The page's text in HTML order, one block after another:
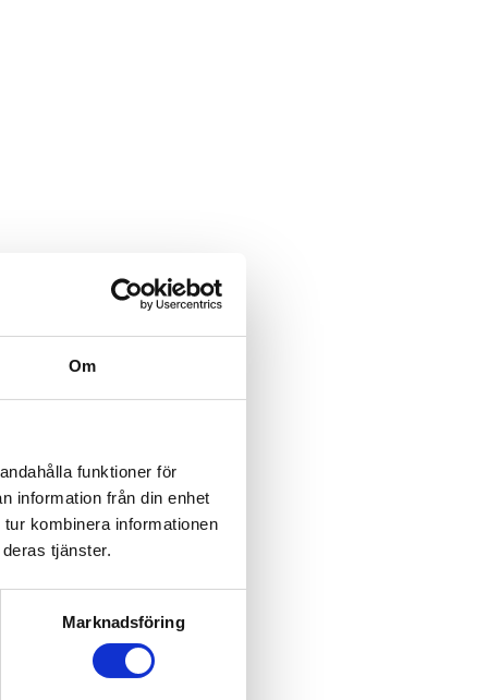
Om
funktioner för
information från din enhet
kombinera informationen
tjänster.
Marknadsföring